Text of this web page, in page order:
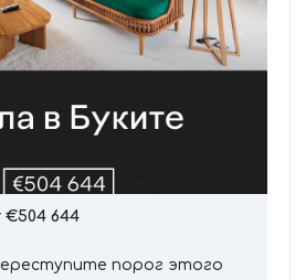
€504 644
порог этого